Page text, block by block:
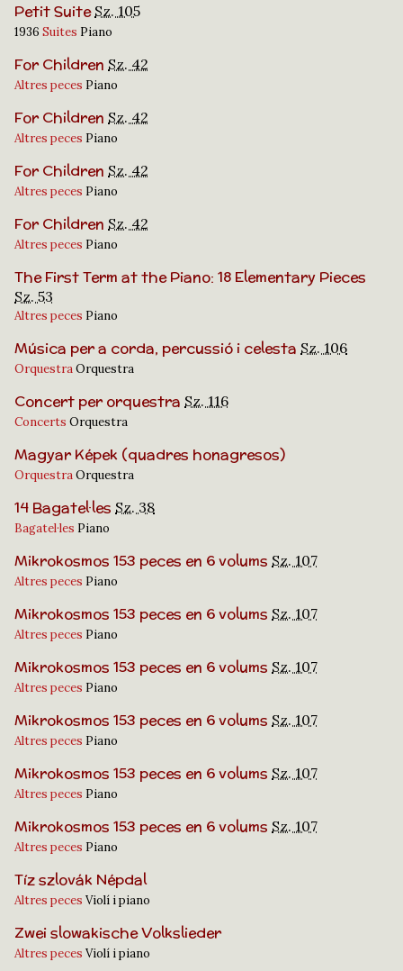
Petit Suite Sz. 105
1936 Suites Piano
For Children Sz. 42
Altres peces Piano
For Children Sz. 42
Altres peces Piano
For Children Sz. 42
Altres peces Piano
For Children Sz. 42
Altres peces Piano
The First Term at the Piano: 18 Elementary Pieces
Sz. 53
Altres peces Piano
Música per a corda, percussió i celesta Sz. 106
OrquestraOrquestra
Concert per orquestra Sz. 116
Concerts Orquestra
Magyar Képek (quadres honagresos)
OrquestraOrquestra
14 Bagatel·les Sz. 38
Bagatel·les Piano
Mikrokosmos 153 peces en 6 volums Sz. 107
Altres peces Piano
Mikrokosmos 153 peces en 6 volums Sz. 107
Altres peces Piano
Mikrokosmos 153 peces en 6 volums Sz. 107
Altres peces Piano
Mikrokosmos 153 peces en 6 volums Sz. 107
Altres peces Piano
Mikrokosmos 153 peces en 6 volums Sz. 107
Altres peces Piano
Mikrokosmos 153 peces en 6 volums Sz. 107
Altres peces Piano
Tíz szlovák Népdal
Altres peces Violí i piano
Zwei slowakische Volkslieder
Altres peces Violí i piano